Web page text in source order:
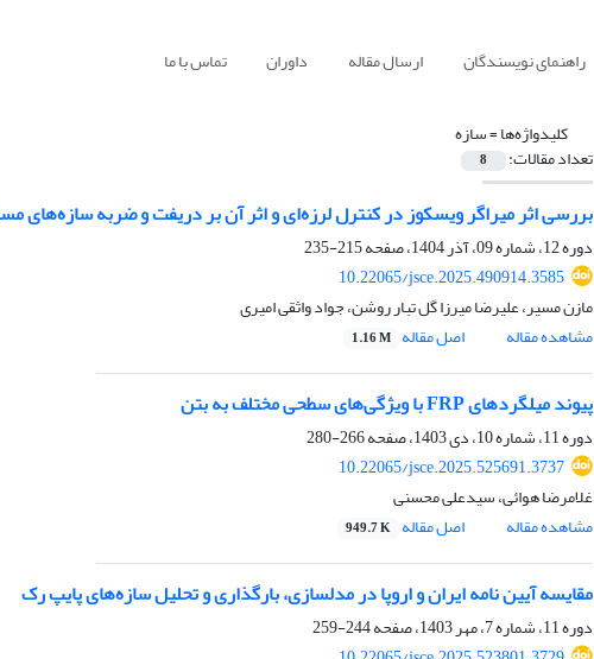
راهنمای نویسندگان ارسال مقاله داوران تماس با ما
کلیدواژه‌ها =سازه
تعداد مقالات: 8
بررسی اثر میراگر ویسکوز در کنترل لرزه‌ای و اثر آن بر دریفت و ضربه سازه‌های
دوره 12، شماره 09، آذر 1404، صفحه
215-235
10.22065/jsce.2025.490914.3585
مازن مسیر، علیرضا میرزا گل تبار روشن، جواد واثقی امیری
مشاهده مقاله
اصل مقاله 1.16 M
پیوند میلگردهای FRP با ویژگی‌های سطحی مختلف به بتن
دوره 11، شماره 10، دی 1403، صفحه
266-280
10.22065/jsce.2025.525691.3737
غلامرضا هوائی، سیدعلی محسنی
مشاهده مقاله
اصل مقاله 949.7 K
مقایسه آیین نامه ایران و اروپا در مدلسازی، بارگذاری و تحلیل سازه‌های پایپ رک
دوره 11، شماره 7، مهر 1403، صفحه
244-259